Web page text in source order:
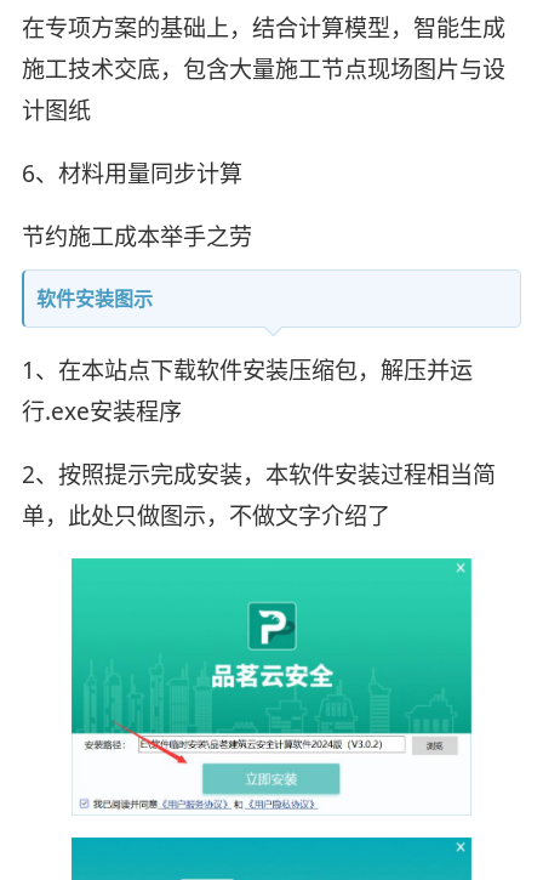
在专项方案的基础上，结合计算模型，智能生成
施工技术交底，包含大量施工节点现场图片与设
计图纸
6、材料用量同步计算
节约施工成本举手之劳
软件安装图示
1、在本站点下载软件安装压缩包，解压并运
行.exe安装程序
2、按照提示完成安装，本软件安装过程相当简
单，此处只做图示，不做文字介绍了